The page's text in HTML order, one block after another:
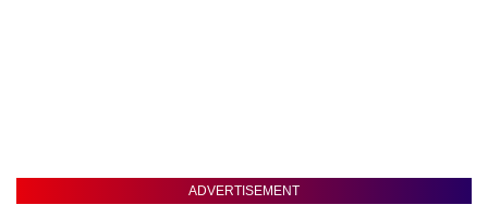
ADVERTISEMENT